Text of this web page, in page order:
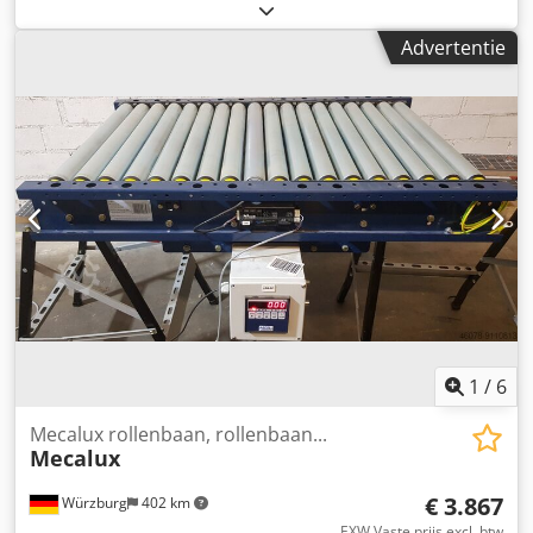
RA2045 Merk: Rijrichting: beide richtingen Rolbreedte (RB):
580 mm Nominale breedte/buitenframe (NB): 610 - 670
mm Lengte: 1880 mm Afstand tussen de rollen: 75-80 mm
trommelmotor Heftoestel: Pneumatische cilinder
Momenteel ingestelde hoogte: 875 mm Transportsnelheid:
vrij instelbaar met frequentieomvormer tussen 0,275 en
0,667 m/s Optioneel verkrijgbaar: Lichtscherm
Leveringsomvang: steunen Neem gewoon contact met ons
op voor persoonlijk, deskundig advies. Neem gewoon
telefonisch of per e-mail contact met ons op. Dkodpora Hp
Rjfx Ahgsr We helpen je graag bij het plannen en
realiseren van je projecten. We kijken ernaar uit van u te
horen. Met vriendelijke groet Uw team bij Dr. Sonntag
Advertentie
1 / 6
Würzburg 402 km
Mecalux rollenbaan, rollenbaan...
Mecalux
€ 3.867